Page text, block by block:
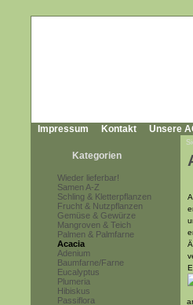
Impressum Kontakt Unsere
Kategorien
Wieder lieferbar!
Samen A-Z
Schling & Kletterpflanzen
Frucht & Nutzpflanzen
Gemüse & Gewürze
Mangroven & Teich
Palmen & Palmfarne
Acacia
Adenium
Baumfarne/Farne
Eucalyptus
Plumeria
Hibiskus
Passiflora